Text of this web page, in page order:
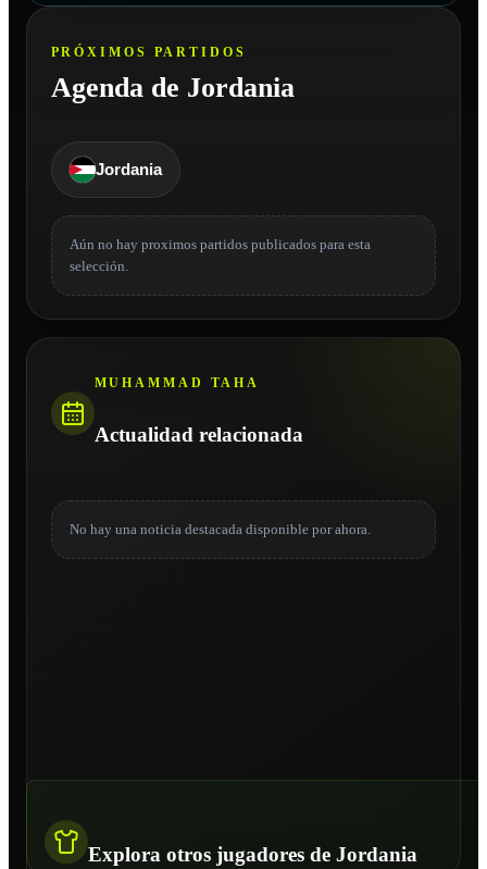
PRÓXIMOS PARTIDOS
Agenda de Jordania
Jordania
Aún no hay proximos partidos publicados para esta
selección.
MUHAMMAD TAHA
Actualidad relacionada
No hay una noticia destacada disponible por ahora.
Explora otros jugadores de Jordania